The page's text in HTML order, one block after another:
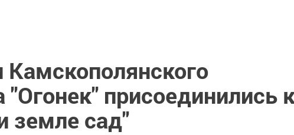
Камскополянского
"Огонек" присоединились
земле сад"